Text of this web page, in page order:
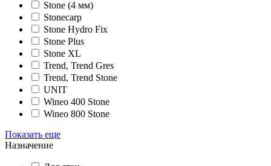
Stone (4 мм)
Stonecarp
Stone Hydro Fix
Stone Plus
Stone XL
Trend, Trend Gres
Trend, Trend Stone
UNIT
Wineo 400 Stone
Wineo 800 Stone
Показать еще
Назначение